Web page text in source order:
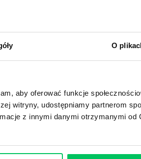
O
aby oferować funkcje
witryny, udostępniamy partnerom
z innymi danymi otrzymanymi od
wiedzę na temat ludzkiego
Psychologowie
ale również we wszelkiego rodzaju
strategii marketingowych czy
wyzwaniem, zalicza się jednak